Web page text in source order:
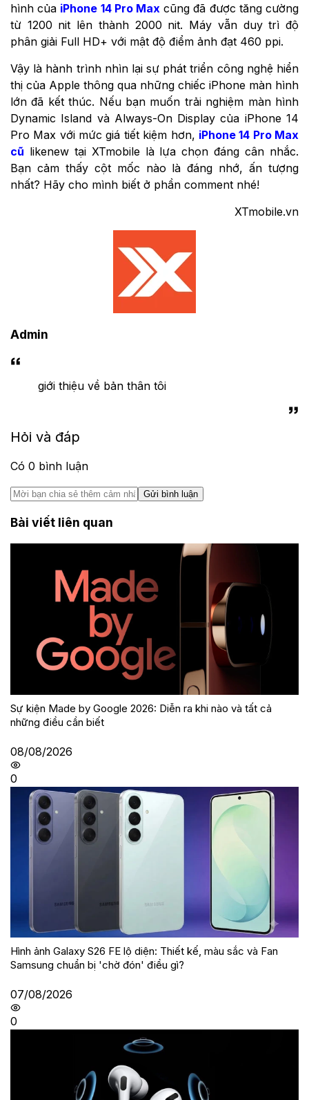
hình của iPhone 14 Pro Max cũng đã được tăng cường
từ 1200 nit lên thành 2000 nit. Máy vẫn duy trì độ
phân giải Full HD+ với mật độ điểm ảnh đạt 460 ppi.
Vậy là hành trình nhìn lại sự phát triển công nghệ hiển
thị của Apple thông qua những chiếc iPhone màn hình
lớn đã kết thúc. Nếu bạn muốn trải nghiệm màn hình
Dynamic Island và Always-On Display của iPhone 14
Pro Max với mức giá tiết kiệm hơn, iPhone 14 Pro Max
cũ likenew tại XTmobile là lựa chọn đáng cân nhắc.
Bạn cảm thấy cột mốc nào là đáng nhớ, ấn tượng
nhất? Hãy cho mình biết ở phần comment nhé!
XTmobile.vn
Admin
giới thiệu về bản thân tôi
Hỏi và đáp
Có 0 bình luận
Gửi bình luận
Bài viết liên quan
Sự kiện Made by Google 2026: Diễn ra khi nào và tất cả
những điều cần biết
08/08/2026
0
Hình ảnh Galaxy S26 FE lộ diện: Thiết kế, màu sắc và Fan
Samsung chuẩn bị 'chờ đón' điều gì?
07/08/2026
0